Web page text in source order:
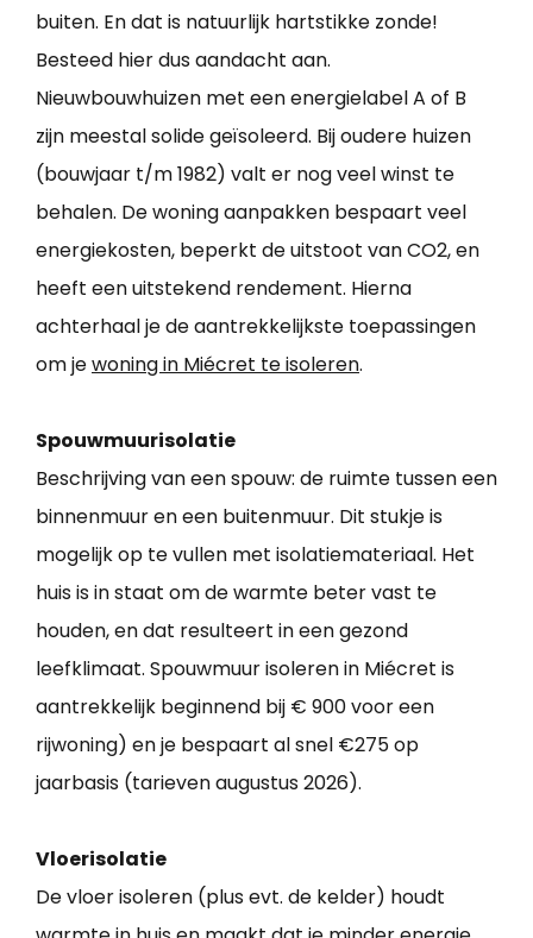
buiten. En dat is natuurlijk hartstikke zonde!
Besteed hier dus aandacht aan.
Nieuwbouwhuizen met een energielabel A of B
zijn meestal solide geïsoleerd. Bij oudere huizen
(bouwjaar t/m 1982) valt er nog veel winst te
behalen. De woning aanpakken bespaart veel
energiekosten, beperkt de uitstoot van CO2, en
heeft een uitstekend rendement. Hierna
achterhaal je de aantrekkelijkste toepassingen
om jewoning in Miécret te isoleren.
Spouwmuurisolatie
Beschrijving van een spouw: de ruimte tussen een
binnenmuur en een buitenmuur. Dit stukje is
mogelijk op te vullen met isolatiemateriaal. Het
huis is in staat om de warmte beter vast te
houden, en dat resulteert in een gezond
leefklimaat. Spouwmuur isoleren in Miécret is
aantrekkelijk beginnend bij € 900 voor een
rijwoning) en je bespaart al snel €275 op
jaarbasis (tarieven augustus 2026).
Vloerisolatie
De vloer isoleren (plus evt. de kelder) houdt